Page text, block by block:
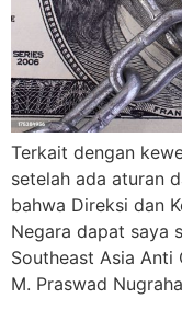
Terkait dengan
setelah ada aturan
bahwa Direksi dan
Negara dapat saya
Southeast Asia
M. Praswad